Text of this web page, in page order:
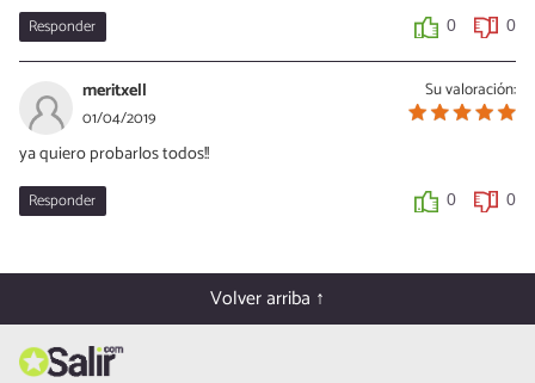
Responder 0 0
Su valoración:
meritxell
01/04/2019
ya quiero probarlos todos!!
Responder 0 0
Volver arriba ↑